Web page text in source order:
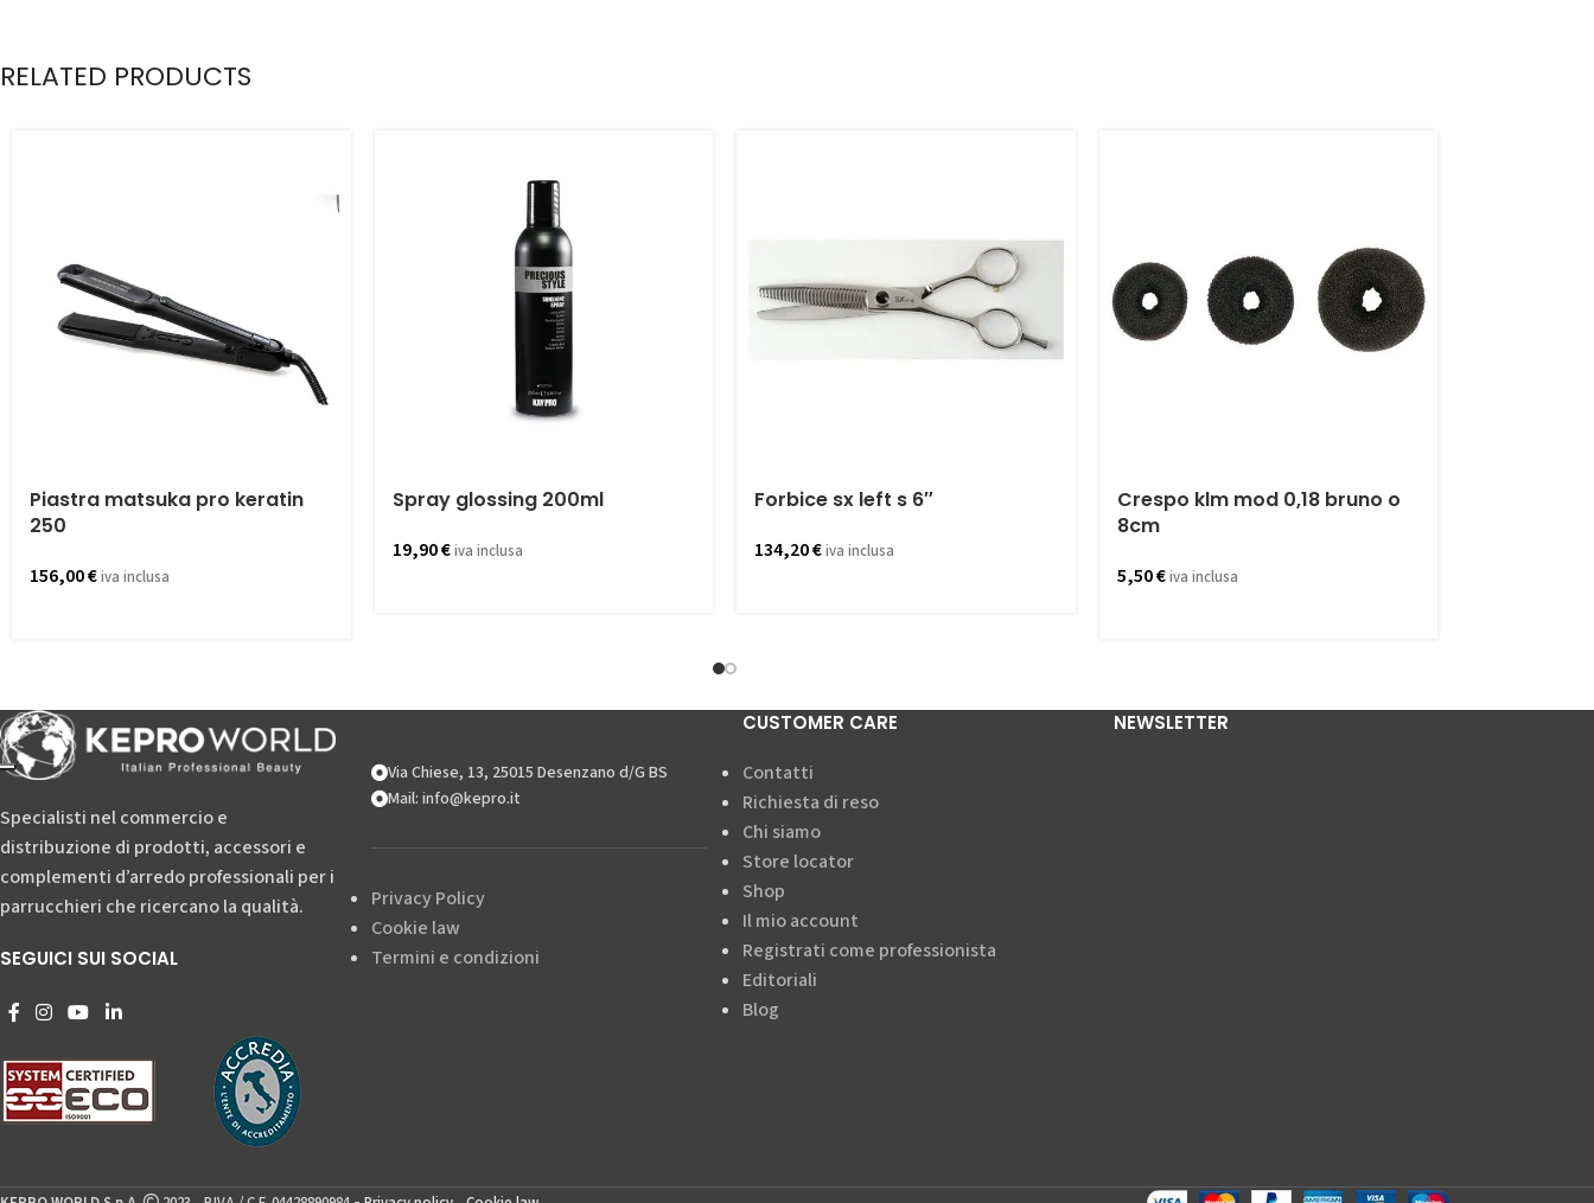
RELATED PRODUCTS
Piastra matsuka pro keratin
250
156,00€iva inclusa
Spray glossing 200ml
19,90€iva inclusa
Forbice sx left s 6″
134,20€iva inclusa
Crespo klm mod 0,18 bruno o
8cm
5,50€iva inclusa
Specialisti nel commercio e
distribuzione di prodotti, accessori e
complementi d’arredo professionali per i
parrucchieri che ricercano la qualità.
SEGUICI SUI SOCIAL
Via Chiese, 13, 25015 Desenzano d/G BS
Mail: info@kepro.it
Privacy Policy
Cookie law
Termini e condizioni
CUSTOMER CARE
Contatti
Richiesta di reso
Chi siamo
Store locator
Shop
Il mio account
Registrati come professionista
Editoriali
Blog
NEWSLETTER